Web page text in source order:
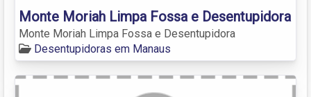
Monte Moriah Limpa Fossa e Desentupidora
Monte Moriah Limpa Fossa e Desentupidora
Desentupidoras em Manaus